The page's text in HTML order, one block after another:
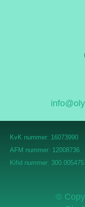
KvK nummer: 16073990
AFM nummer: 12008736
Kifid nummer: 300.005475
©